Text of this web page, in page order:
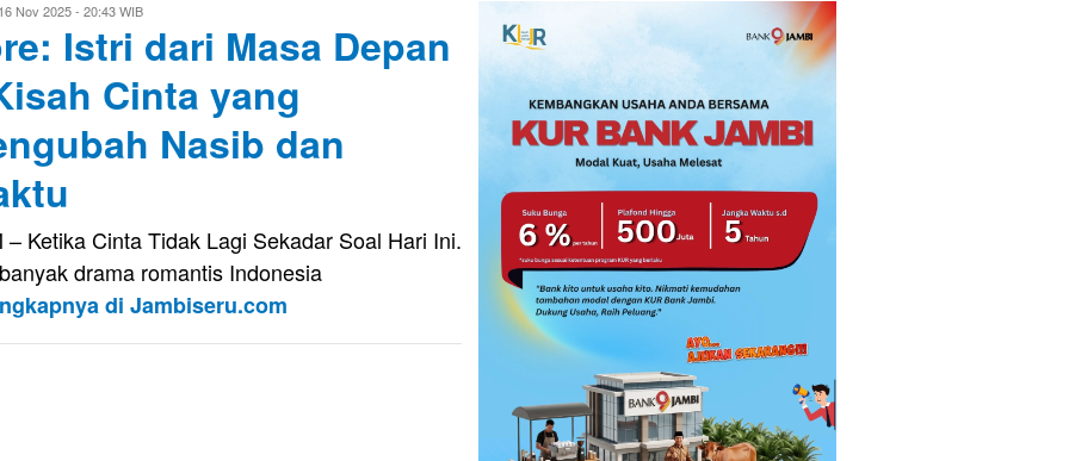
16 Nov 2025 - 20:43 WIB
Istri dari Masa Depan
Cinta yang
Nasib dan
– Ketika Cinta Tidak Lagi Sekadar Soal Hari Ini.
drama romantis Indonesia
di Jambiseru.com